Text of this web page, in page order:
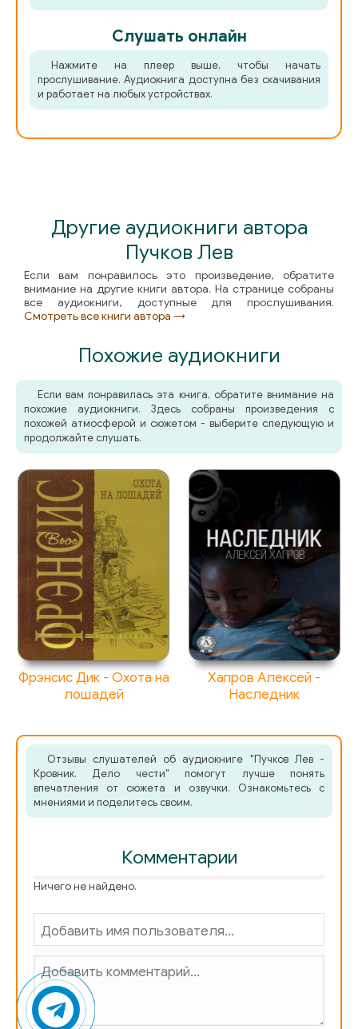
053
057
060
062
063
064
066
068
069
070
071
072
073
074
075
077
078
081
082
083
084
085
Слушать онлайн
Нажмите на плеер выше, чтобы начать
прослушивание. Аудиокнига доступна без скачивания
и работает на любых устройствах.
Другие аудиокниги автора
Пучков Лев
Если вам понравилось это произведение, обратите
внимание на другие книги автора. На странице собраны
все аудиокниги, доступные для прослушивания.
Смотреть все книги автора →
Похожие аудиокниги
Если вам понравилась эта книга, обратите внимание на
похожие аудиокниги. Здесь собраны произведения с
похожей атмосферой и сюжетом - выберите следующую и
продолжайте слушать.
Фрэнсис Дик - Охота на
лошадей
Хапров Алексей -
Наследник
Отзывы слушателей об аудиокниге "Пучков Лев -
Кровник. Дело чести" помогут лучше понять
впечатления от сюжета и озвучки. Ознакомьтесь с
мнениями и поделитесь своим.
Комментарии
Ничего не найдено.